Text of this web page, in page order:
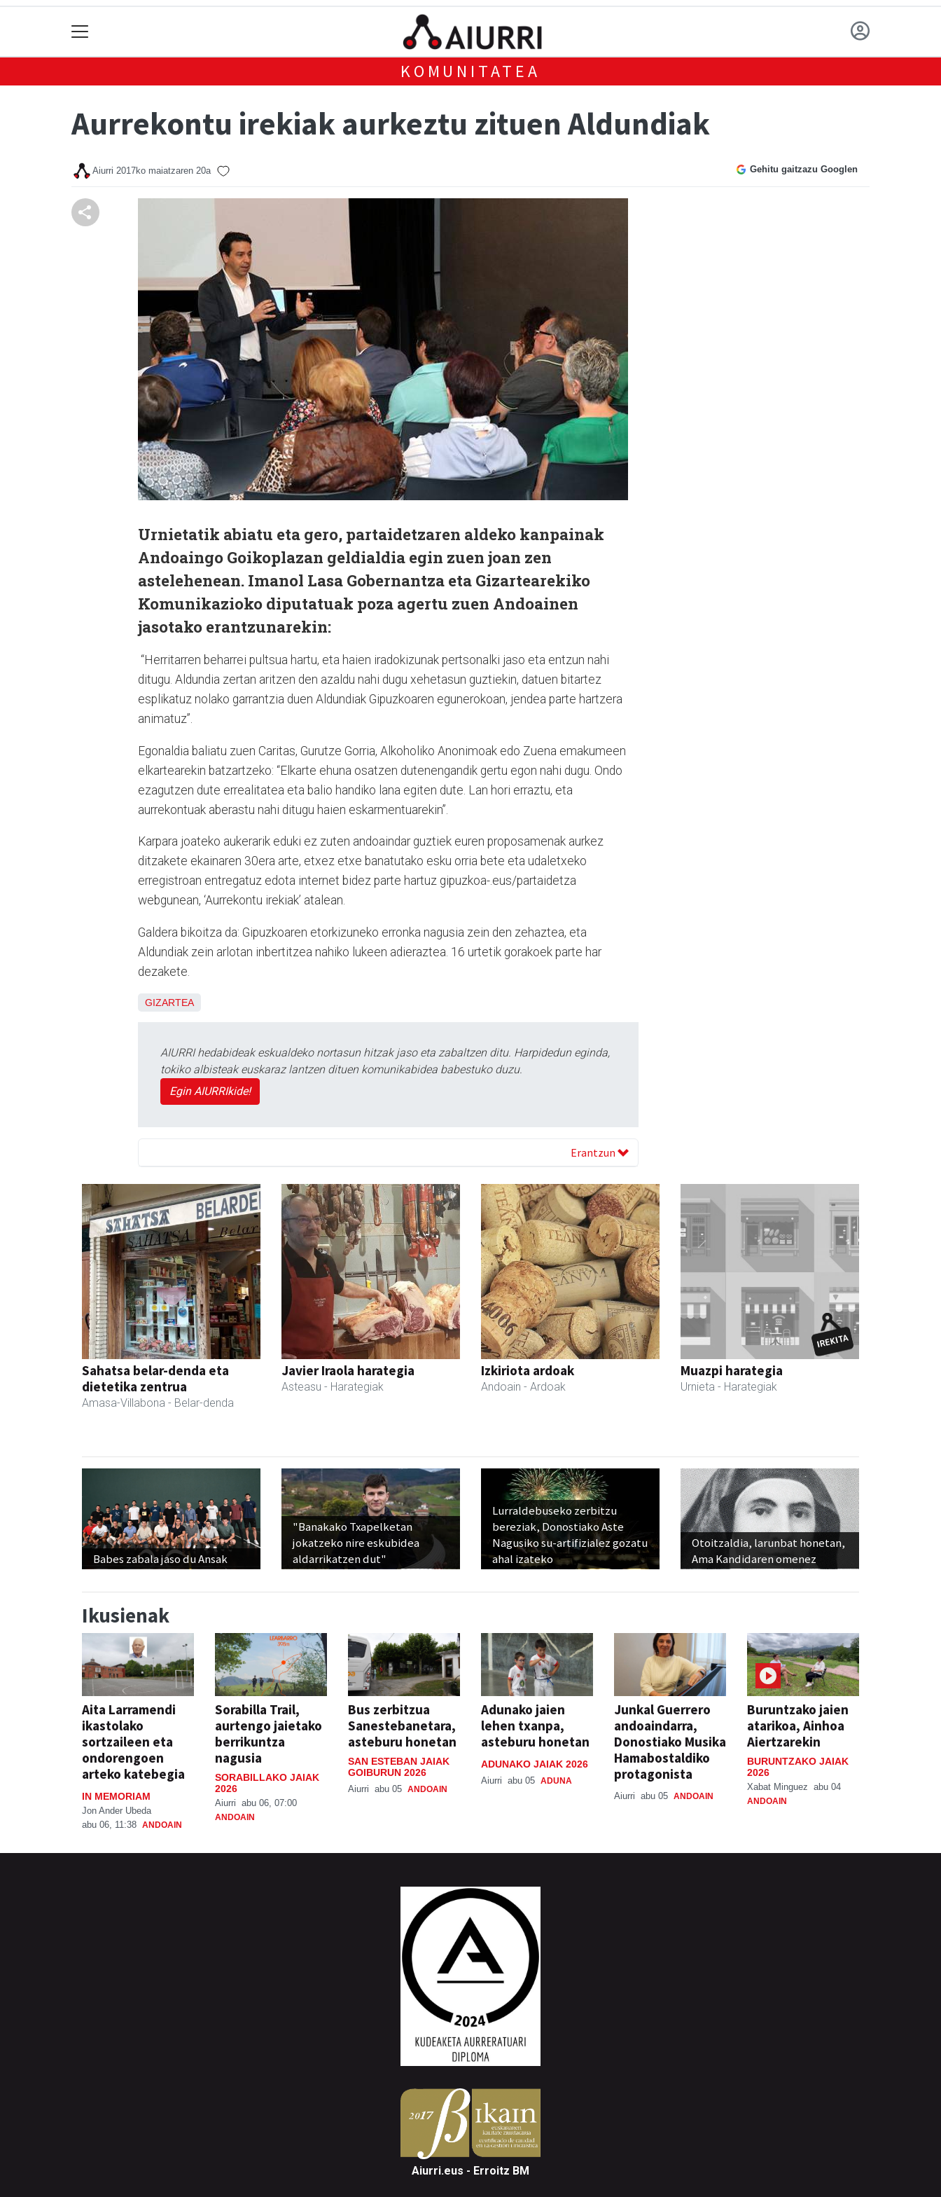
KOMUNITATEA
Aurrekontu irekiak aurkeztu zituen Aldundiak
Aiurri 2017ko maiatzaren 20a Gehitu gaitzazu Googlen
Urnietatik abiatu eta gero, partaidetzaren aldeko kanpainak
Andoaingo Goikoplazan geldialdia egin zuen joan zen
astelehenean. Imanol Lasa Gobernantza eta Gizartearekiko
Komunikazioko diputatuak poza agertu zuen Andoainen
jasotako erantzunarekin:
“Herritarren beharrei pultsua hartu, eta haien iradokizunak pertsonalki jaso eta entzun nahi
ditugu. Aldundia zertan aritzen den azaldu nahi dugu xehetasun guztiekin, datuen bitartez
esplikatuz nolako garrantzia duen Aldundiak Gipuzkoaren egunerokoan, jendea parte hartzera
animatuz”.
Egonaldia baliatu zuen Caritas, Gurutze Gorria, Alkoholiko Anonimoak edo Zuena emakumeen
elkartearekin batzartzeko: “Elkarte ehuna osatzen dutenengandik gertu egon nahi dugu. Ondo
ezagutzen dute errealitatea eta balio handiko lana egiten dute. Lan hori erraztu, eta
aurrekontuak aberastu nahi ditugu haien eskarmentuarekin”.
Karpara joateko aukerarik eduki ez zuten andoaindar guztiek euren proposamenak aurkez
ditzakete ekainaren 30era arte, etxez etxe banatutako esku orria bete eta udaletxeko
erregistroan entregatuz edota internet bidez parte hartuz gipuzkoa-.eus/partaidetza
webgunean, ‘Aurrekontu irekiak’ atalean.
Galdera bikoitza da: Gipuzkoaren etorkizuneko erronka nagusia zein den zehaztea, eta
Aldundiak zein arlotan inbertitzea nahiko lukeen adieraztea. 16 urtetik gorakoek parte har
dezakete.
GIZARTEA
AIURRI hedabideak eskualdeko nortasun hitzak jaso eta zabaltzen ditu. Harpidedun eginda,
tokiko albisteak euskaraz lantzen dituen komunikabidea babestuko duzu.
Egin AIURRIkide!
Erantzun
Sahatsa belar-denda eta
dietetika zentrua
Amasa-Villabona - Belar-denda
Javier Iraola harategia
Asteasu - Harategiak
Izkiriota ardoak
Andoain - Ardoak
Muazpi harategia
Urnieta - Harategiak
Babes zabala jaso du Ansak
"Banakako Txapelketan
jokatzeko nire eskubidea
aldarrikatzen dut"
Lurraldebuseko zerbitzu
bereziak, Donostiako Aste
Nagusiko su-artifizialez gozatu
ahal izateko
Otoitzaldia, larunbat honetan,
Ama Kandidaren omenez
Ikusienak
Aita Larramendi
ikastolako
sortzaileen eta
ondorengoen
arteko katebegia
IN MEMORIAM
Jon Ander Ubeda
abu 06, 11:38 ANDOAIN
Sorabilla Trail,
aurtengo jaietako
berrikuntza
nagusia
SORABILLAKO JAIAK
2026
Aiurri abu 06, 07:00
ANDOAIN
Bus zerbitzua
Sanestebanetara,
asteburu honetan
SAN ESTEBAN JAIAK
GOIBURUN 2026
Aiurri abu 05 ANDOAIN
Adunako jaien
lehen txanpa,
asteburu honetan
ADUNAKO JAIAK 2026
Aiurri abu 05 ADUNA
Junkal Guerrero
andoaindarra,
Donostiako Musika
Hamabostaldiko
protagonista
Aiurri abu 05 ANDOAIN
Buruntzako jaien
atarikoa, Ainhoa
Aiertzarekin
BURUNTZAKO JAIAK
2026
Xabat Minguez abu 04
ANDOAIN
Aiurri.eus - Erroitz BM